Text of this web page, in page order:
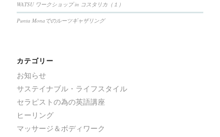
WATSU ワークショップ in コスタリカ（１）
Punta Monaでのルーツギャザリング
カテゴリー
お知らせ
サステイナブル・ライフスタイル
セラピストの為の英語講座
ヒーリング
マッサージ＆ボディワーク